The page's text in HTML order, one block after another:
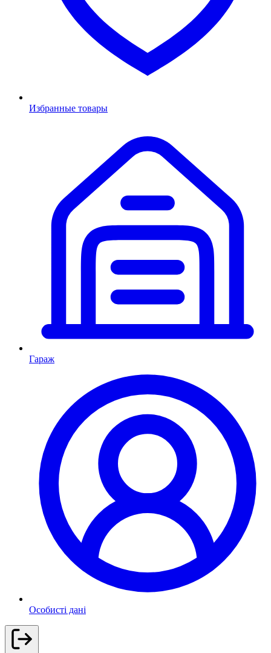
Избранные товары
Гараж
Особисті дані